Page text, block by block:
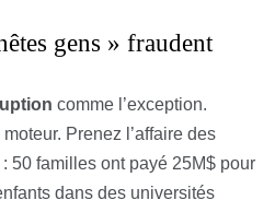
gens » fraudent
comme l’exception.
Prenez l’affaire des
: 50 familles ont payé 25M$ pour
dans des universités